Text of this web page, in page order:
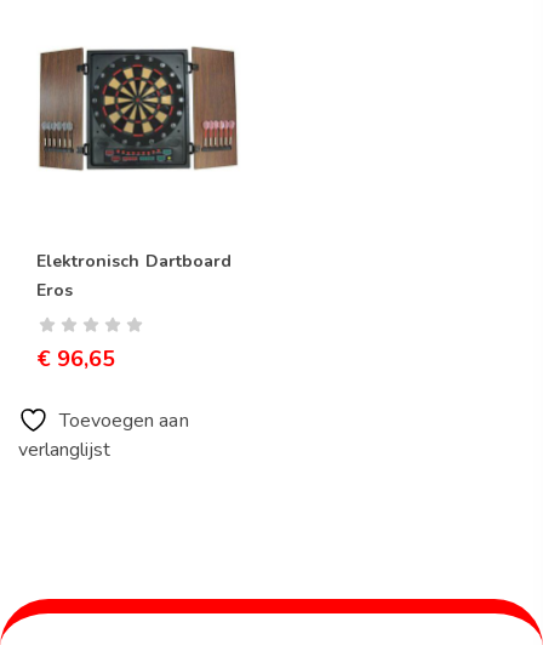
Elektronisch Dartboard
Eros
€ 96,65
Toevoegen aan
verlanglijst